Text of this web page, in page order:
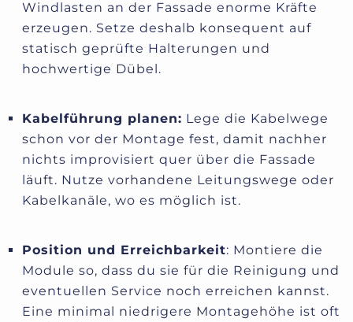
Windlasten an der Fassade enorme Kräfte
erzeugen. Setze deshalb konsequent auf
statisch geprüfte Halterungen und
hochwertige Dübel.
Kabelführung planen: Lege die Kabelwege
schon vor der Montage fest, damit nachher
nichts improvisiert quer über die Fassade
läuft. Nutze vorhandene Leitungswege oder
Kabelkanäle, wo es möglich ist.
Position und Erreichbarkeit: Montiere die
Module so, dass du sie für die Reinigung und
eventuellen Service noch erreichen kannst.
Eine minimal niedrigere Montagehöhe ist oft